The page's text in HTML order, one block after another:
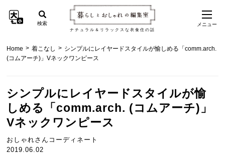
ナチュラル＆リラックスな衣食住の話
検索 メニュー
Home > 着こなし > シンプルにレイヤードスタイルが愉しめる「comm.arch.
(コムアーチ)」Vネックワンピース
シンプルにレイヤードスタイルが愉
しめる「comm.arch. (コムアーチ)」
Vネックワンピース
おしゃれさんコーディネート
2019.06.02